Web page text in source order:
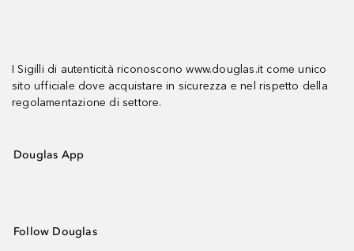
I Sigilli di autenticità riconoscono www.douglas.it come unico
sito ufficiale dove acquistare in sicurezza e nel rispetto della
regolamentazione di settore.
Douglas App
Follow Douglas